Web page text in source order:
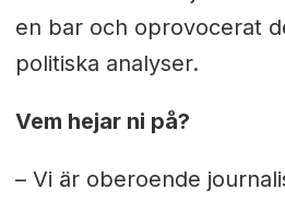
en bar och oprovocerat
politiska analyser.
Vem hejar ni på?
– Vi är oberoende